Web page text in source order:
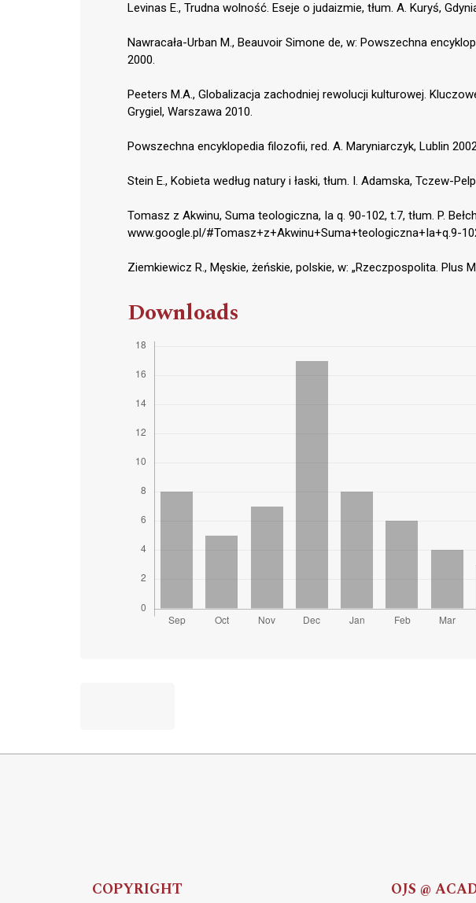
Levinas E., Trudna wolność. Eseje o judaizmie, tłum. A. Kuryś,
Nawracała-Urban M., Beauvoir Simone de, w: Powszechna
2000.
Peeters M.A., Globalizacja zachodniej rewolucji kulturowej.
Grygiel, Warszawa 2010.
Powszechna encyklopedia filozofii, red. A. Maryniarczyk, Lublin
Stein E., Kobieta według natury i łaski, tłum. I. Adamska, Tczew-
Tomasz z Akwinu, Suma teologiczna, Ia q. 90-102, t.7, tłum. P.
www.google.pl/#Tomasz+z+Akwinu+Suma+teologiczna+Ia+q.9-
Ziemkiewicz R., Męskie, żeńskie, polskie, w: „Rzeczpospolita. Plus
Downloads
COPYRIGHT OJS @